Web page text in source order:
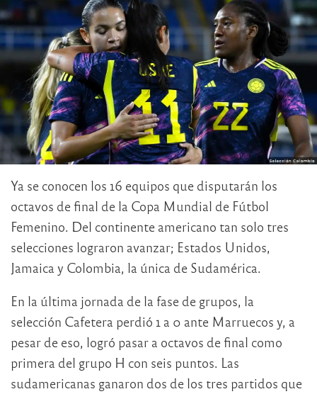
Ya se conocen los 16 equipos que disputarán los
octavos de final de la Copa Mundial de Fútbol
Femenino. Del continente americano tan solo tres
selecciones lograron avanzar; Estados Unidos,
Jamaica y Colombia, la única de Sudamérica.
En la última jornada de la fase de grupos, la
selección Cafetera perdió 1 a 0 ante Marruecos y, a
pesar de eso, logró pasar a octavos de final como
primera del grupo H con seis puntos. Las
sudamericanas ganaron dos de los tres partidos que